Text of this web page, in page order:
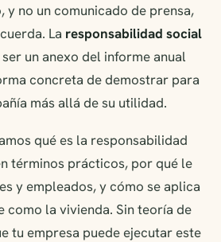
y no un comunicado de prensa,
La responsabilidad social
un anexo del informe anual
concreta de demostrar para
más allá de su utilidad.
qué es la responsabilidad
términos prácticos, por qué le
y empleados, y cómo se aplica
como la vivienda. Sin teoría de
tu empresa puede ejecutar este